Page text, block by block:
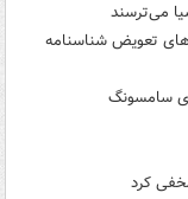
می‌ترسند
تعویض شناسنامه
سامسونگ
کرد